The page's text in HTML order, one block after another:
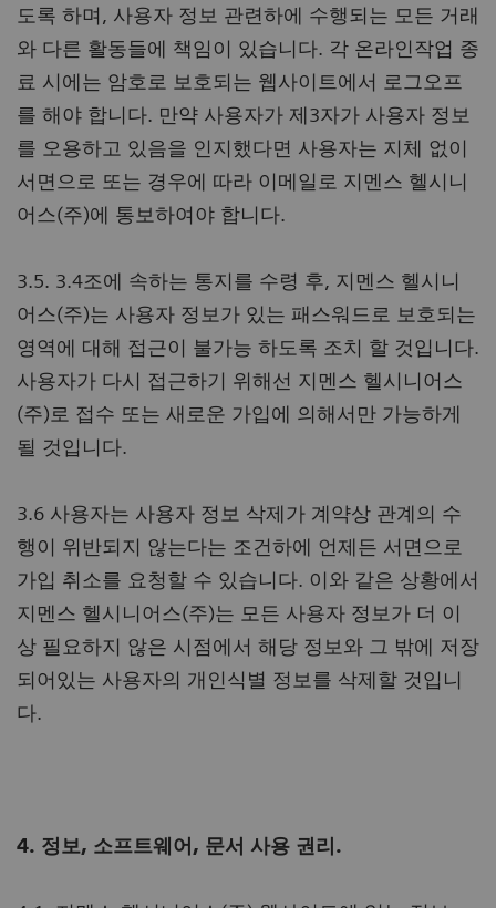
도록 하며, 사용자 정보 관련하에 수행되는 모든 거래
와 다른 활동들에 책임이 있습니다. 각 온라인작업 종
료 시에는 암호로 보호되는 웹사이트에서 로그오프
를 해야 합니다. 만약 사용자가 제3자가 사용자 정보
를 오용하고 있음을 인지했다면 사용자는 지체 없이
서면으로 또는 경우에 따라 이메일로 지멘스 헬시니
어스(주)에 통보하여야 합니다.
3.5. 3.4조에 속하는 통지를 수령 후, 지멘스 헬시니
어스(주)는 사용자 정보가 있는 패스워드로 보호되는
영역에 대해 접근이 불가능 하도록 조치 할 것입니다.
사용자가 다시 접근하기 위해선 지멘스 헬시니어스
(주)로 접수 또는 새로운 가입에 의해서만 가능하게
될 것입니다.
3.6 사용자는 사용자 정보 삭제가 계약상 관계의 수
행이 위반되지 않는다는 조건하에 언제든 서면으로
가입 취소를 요청할 수 있습니다. 이와 같은 상황에서
지멘스 헬시니어스(주)는 모든 사용자 정보가 더 이
상 필요하지 않은 시점에서 해당 정보와 그 밖에 저장
되어있는 사용자의 개인식별 정보를 삭제할 것입니
다.
4. 정보, 소프트웨어, 문서 사용 권리.